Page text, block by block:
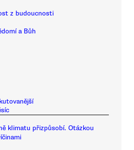
z budoucnosti
a Bůh
klimatu přizpůsobí. Otázkou